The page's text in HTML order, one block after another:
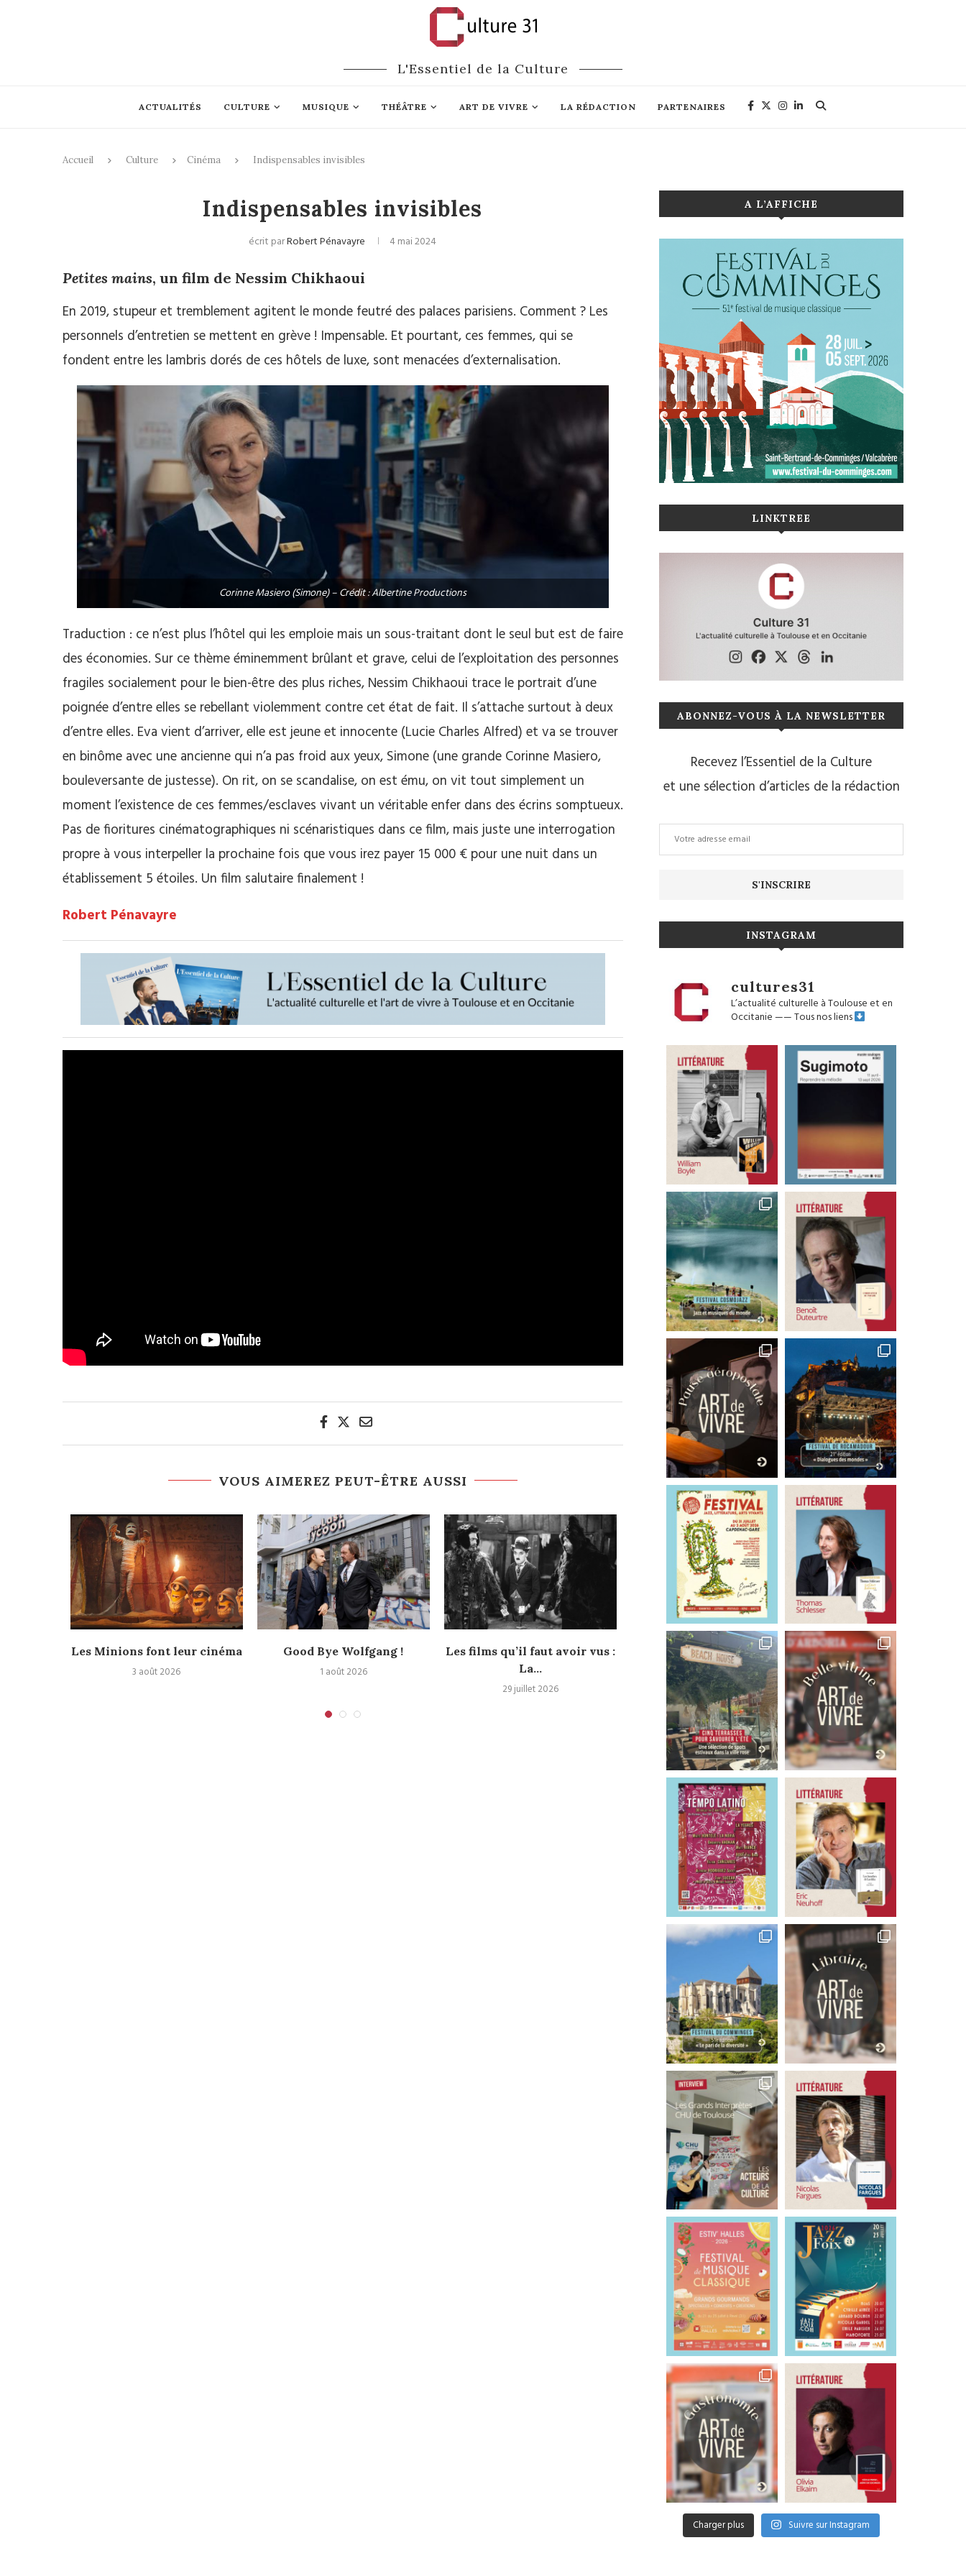
L'Essentiel de la Culture
ACTUALITÉS CULTURE MUSIQUE THÉÂTRE ART DE VIVRE LA RÉDACTION PARTENAIRES
Accueil Culture Cinéma Indispensables invisibles
Indispensables invisibles
écrit parRobert Pénavayre 4 mai 2024
Petites mains, un film de Nessim Chikhaoui
En 2019, stupeur et tremblement agitent le monde feutré des palaces parisiens. Comment ? Les
personnels d’entretien se mettent en grève ! Impensable. Et pourtant, ces femmes, qui se
fondent entre les lambris dorés de ces hôtels de luxe, sont menacées d’externalisation.
Corinne Masiero (Simone) – Crédit : Albertine Productions
Traduction : ce n’est plus l’hôtel qui les emploie mais un sous-traitant dont le seul but est de faire
des économies. Sur ce thème éminemment brûlant et grave, celui de l’exploitation des personnes
fragiles socialement pour le bien-être des plus riches, Nessim Chikhaoui trace le portrait d’une
poignée d’entre elles se rebellant violemment contre cet état de fait. Il s’attache surtout à deux
d’entre elles. Eva vient d’arriver, elle est jeune et innocente (Lucie Charles Alfred) et va se trouver
en binôme avec une ancienne qui n’a pas froid aux yeux, Simone (une grande Corinne Masiero,
bouleversante de justesse). On rit, on se scandalise, on est ému, on vit tout simplement un
moment l’existence de ces femmes/esclaves vivant un véritable enfer dans des écrins somptueux.
Pas de fioritures cinématographiques ni scénaristiques dans ce film, mais juste une interrogation
propre à vous interpeller la prochaine fois que vous irez payer 15 000 € pour une nuit dans un
établissement 5 étoiles. Un film salutaire finalement !
Robert Pénavayre
VOUS AIMEREZ PEUT-ÊTRE AUSSI
Les Minions font leur cinéma
3 août 2026
Good Bye Wolfgang !
1 août 2026
Les films qu’il faut avoir vus :
La...
29 juillet 2026
Inimitable « Français »
28 juillet 2026
Une légende
27 juillet 2026
A L’AFFICHE
LINKTREE
ABONNEZ-VOUS À LA NEWSLETTER
Recevez l’Essentiel de la Culture
et une sélection d’articles de la rédaction
INSTAGRAM
cultures31
L’actualité culturelle à Toulouse et en
Occitanie——Tous nos liens
Charger plus Suivre sur Instagram